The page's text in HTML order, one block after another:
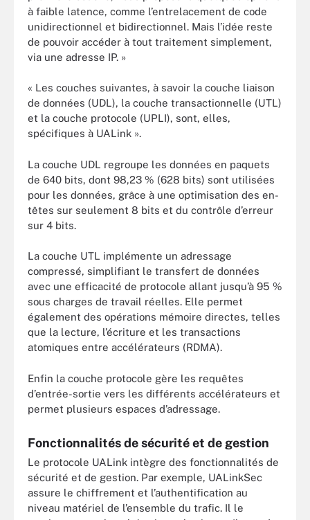
à faible latence, comme l’entrelacement de code
unidirectionnel et bidirectionnel. Mais l’idée reste
de pouvoir accéder à tout traitement simplement,
via une adresse IP. »
« Les couches suivantes, à savoir la couche liaison
de données (UDL), la couche transactionnelle (UTL)
et la couche protocole (UPLI), sont, elles,
spécifiques à UALink ».
La couche UDL regroupe les données en paquets
de 640 bits, dont 98,23 % (628 bits) sont utilisées
pour les données, grâce à une optimisation des en-
têtes sur seulement 8 bits et du contrôle d’erreur
sur 4 bits.
La couche UTL implémente un adressage
compressé, simplifiant le transfert de données
avec une efficacité de protocole allant jusqu’à 95 %
sous charges de travail réelles. Elle permet
également des opérations mémoire directes, telles
que la lecture, l’écriture et les transactions
atomiques entre accélérateurs (RDMA).
Enfin la couche protocole gère les requêtes
d’entrée-sortie vers les différents accélérateurs et
permet plusieurs espaces d’adressage.
Fonctionnalités de sécurité et de gestion
Le protocole UALink intègre des fonctionnalités de
sécurité et de gestion. Par exemple, UALinkSec
assure le chiffrement et l’authentification au
niveau matériel de l’ensemble du trafic. Il le